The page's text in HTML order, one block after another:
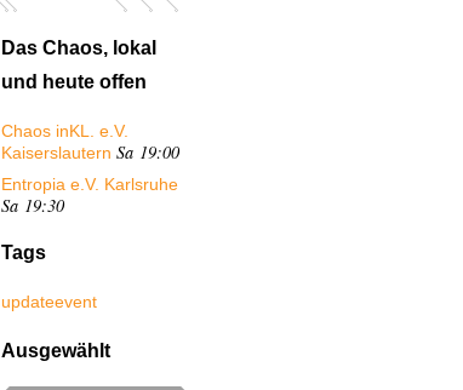
Das Chaos, lokal
und heute offen
Chaos inKL. e.V.
Kaiserslautern Sa 19:00
Entropia e.V. Karlsruhe
Sa 19:30
Tags
updateevent
Ausgewählt